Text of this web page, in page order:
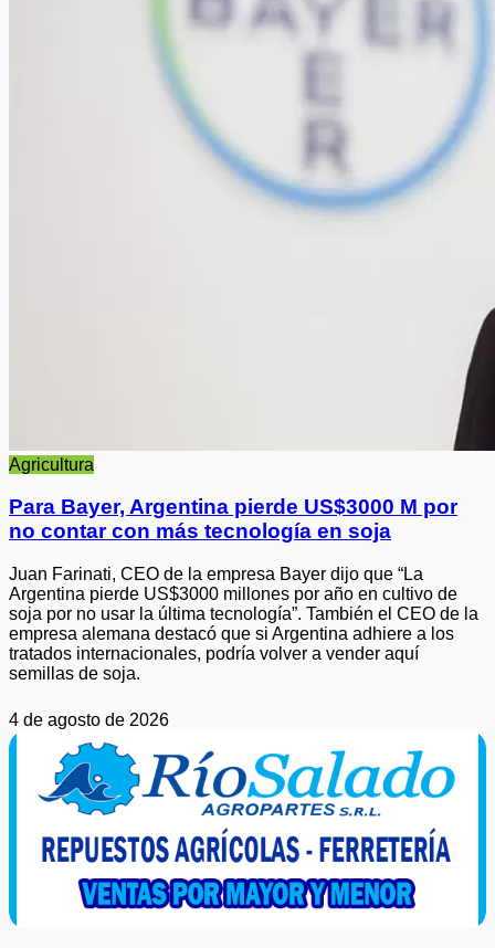
Agricultura
Para Bayer, Argentina pierde US$3000 M por
no contar con más tecnología en soja
Juan Farinati, CEO de la empresa Bayer dijo que “La
Argentina pierde US$3000 millones por año en cultivo de
soja por no usar la última tecnología”. También el CEO de la
empresa alemana destacó que si Argentina adhiere a los
tratados internacionales, podría volver a vender aquí
semillas de soja.
4 de agosto de 2026